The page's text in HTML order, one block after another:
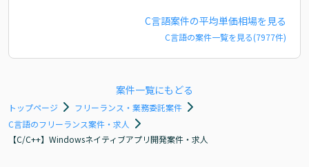
C言語案件の平均単価相場を見る
C言語の案件一覧を見る(7977件)
案件一覧にもどる
トップページ
フリーランス・業務委託案件
C言語のフリーランス案件・求人
【C/C++】Windowsネイティブアプリ開発案件・求人